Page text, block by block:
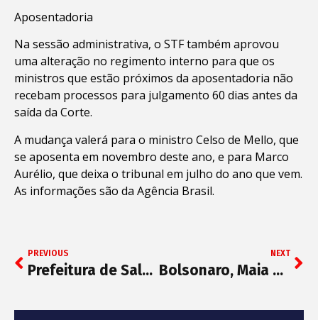
Aposentadoria
Na sessão administrativa, o STF também aprovou
uma alteração no regimento interno para que os
ministros que estão próximos da aposentadoria não
recebam processos para julgamento 60 dias antes da
saída da Corte.
A mudança valerá para o ministro Celso de Mello, que
se aposenta em novembro deste ano, e para Marco
Aurélio, que deixa o tribunal em julho do ano que vem.
As informações são da Agência Brasil.
PREVIOUS
Prefeitura de Salvador homologa concurso
NEXT
Bolsonaro, Maia e Alcolumbre defendem teto e reformas depois de ‘debandada’